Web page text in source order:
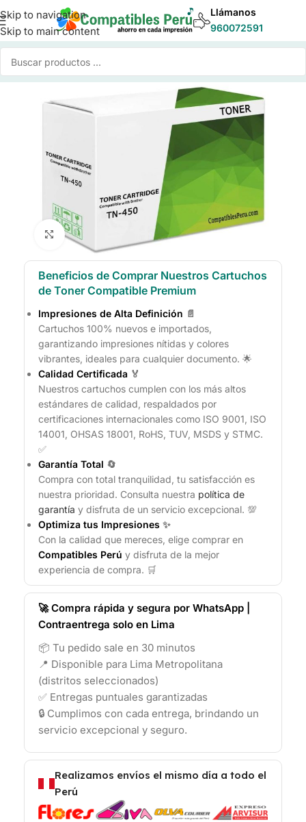
Skip to navigation
Skip to main content
Llámanos
960072591
Inicio/Toner para Impresoras/Toner Compatible Brother
Click to enlarge
Beneficios de Comprar Nuestros Cartuchos
de Toner Compatible Premium
Impresiones de Alta Definición 📄
Cartuchos 100% nuevos e importados,
garantizando impresiones nítidas y colores
vibrantes, ideales para cualquier documento. 🌟
Calidad Certificada 🏅
Nuestros cartuchos cumplen con los más altos
estándares de calidad, respaldados por
certificaciones internacionales como ISO 9001, ISO
14001, OHSAS 18001, RoHS, TUV, MSDS y STMC.
✅
Garantía Total 🔄
Compra con total tranquilidad, tu satisfacción es
nuestra prioridad. Consulta nuestra política de
garantía y disfruta de un servicio excepcional. 💯
Optimiza tus Impresiones ✨
Con la calidad que mereces, elige comprar en
Compatibles Perú y disfruta de la mejor
experiencia de compra. 🛒
🚀 Compra rápida y segura por WhatsApp |
Contraentrega solo en Lima
📦 Tu pedido sale en 30 minutos
📍 Disponible para Lima Metropolitana
(distritos seleccionados)
✅ Entregas puntuales garantizadas
🔒 Cumplimos con cada entrega, brindando un
servicio excepcional y seguro.
Realizamos envíos el mismo día a todo el
Perú